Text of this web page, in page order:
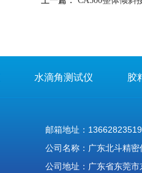
水滴角测试仪 胶
邮箱地址：
公司名称：广东北斗精
公司地址：广东省东莞